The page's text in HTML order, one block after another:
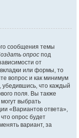
сообщения темы
опрос под
от
или формы, то
вопрос и как минимум
убедившись, что каждый
поля. Вы также
выбрать
«Вариантов ответа»,
опрос будет
вариант, за